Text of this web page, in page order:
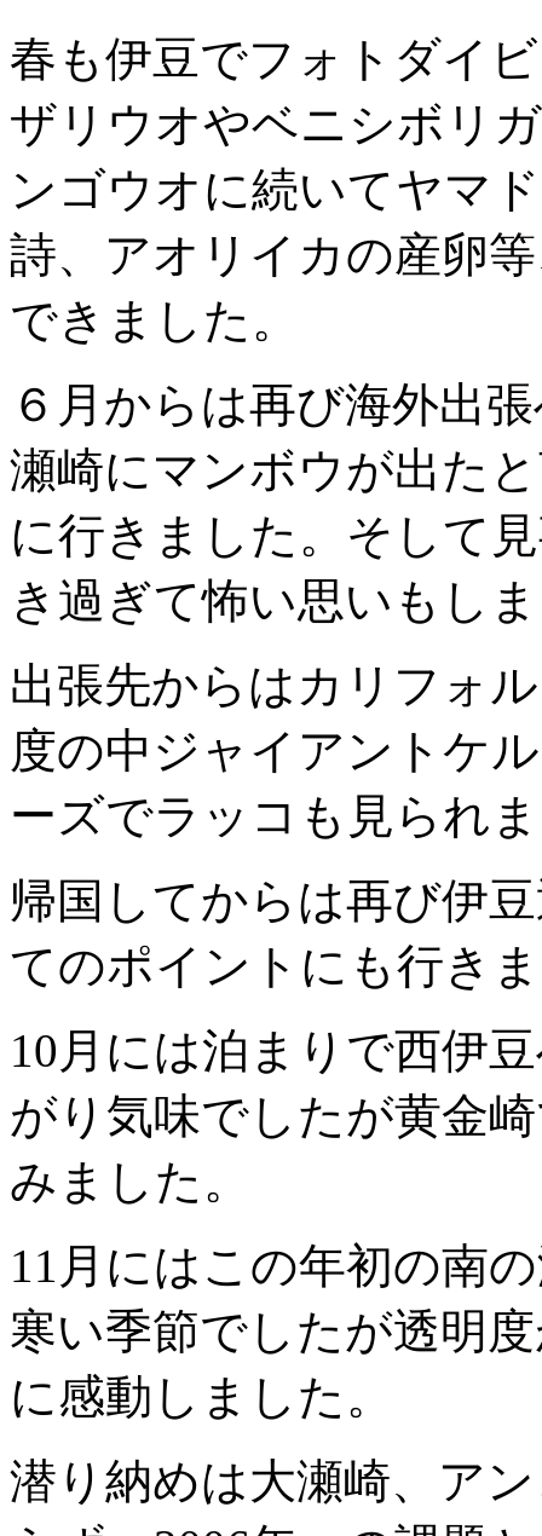
春も伊豆でフォトダイ
ザリウオやベニシボリ
ンゴウオに続いてヤマ
詩、アオリイカの産卵
できました。
６月からは再び海外出
瀬崎にマンボウが出た
に行きました。そして
き過ぎて怖い思いもし
出張先からはカリフォ
度の中ジャイアントケ
ーズでラッコも見られ
帰国してからは再び伊
てのポイントにも行き
10月には泊まりで西伊
がり気味でしたが黄金
みました。
11月にはこの年初の南
寒い季節でしたが透明
に感動しました。
潜り納めは大瀬崎、ア